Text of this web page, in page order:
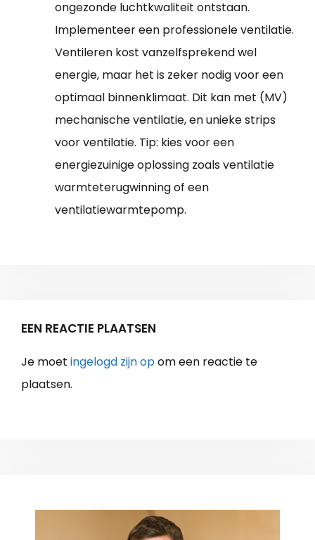
ongezonde luchtkwaliteit ontstaan.
Implementeer een professionele ventilatie.
Ventileren kost vanzelfsprekend wel
energie, maar het is zeker nodig voor een
optimaal binnenklimaat. Dit kan met (MV)
mechanische ventilatie, en unieke strips
voor ventilatie. Tip: kies voor een
energiezuinige oplossing zoals ventilatie
warmteterugwinning of een
ventilatiewarmtepomp.
EEN REACTIE PLAATSEN
Je moet ingelogd zijn opom een reactie te
plaatsen.